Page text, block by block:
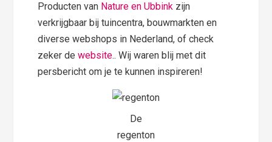
Producten van Nature en Ubbink zijn
verkrijgbaar bij tuincentra, bouwmarkten en
diverse webshops in Nederland, of check
zeker dewebsite.. Wij waren blij met dit
persbericht om je te kunnen inspireren!
De
regenton